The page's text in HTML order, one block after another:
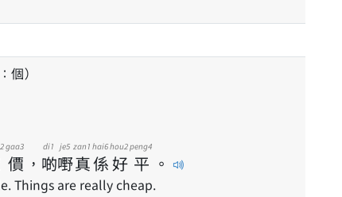
個）
價
gaa3
， 啲
di1
嘢
je5
真
zan1
係
hai6
好
hou2
平
peng4
。
Things are really cheap.